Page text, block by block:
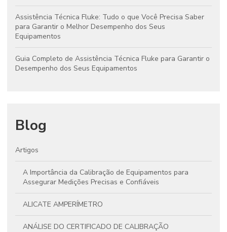
Assistência Técnica Fluke: Tudo o que Você Precisa Saber
para Garantir o Melhor Desempenho dos Seus
Equipamentos
Guia Completo de Assistência Técnica Fluke para Garantir o
Desempenho dos Seus Equipamentos
Blog
Artigos
A Importância da Calibração de Equipamentos para
Assegurar Medições Precisas e Confiáveis
ALICATE AMPERÍMETRO
ANÁLISE DO CERTIFICADO DE CALIBRAÇÃO